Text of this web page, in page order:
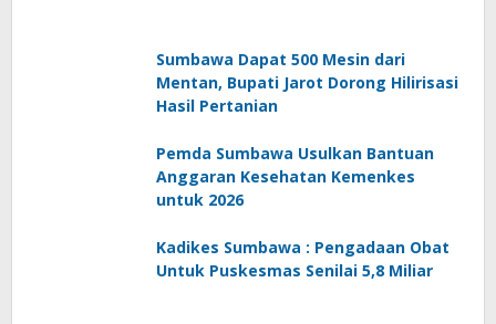
Sumbawa Dapat 500 Mesin dari
Mentan, Bupati Jarot Dorong Hilirisasi
Hasil Pertanian
Pemda Sumbawa Usulkan Bantuan
Anggaran Kesehatan Kemenkes
untuk 2026
Kadikes Sumbawa : Pengadaan Obat
Untuk Puskesmas Senilai 5,8 Miliar